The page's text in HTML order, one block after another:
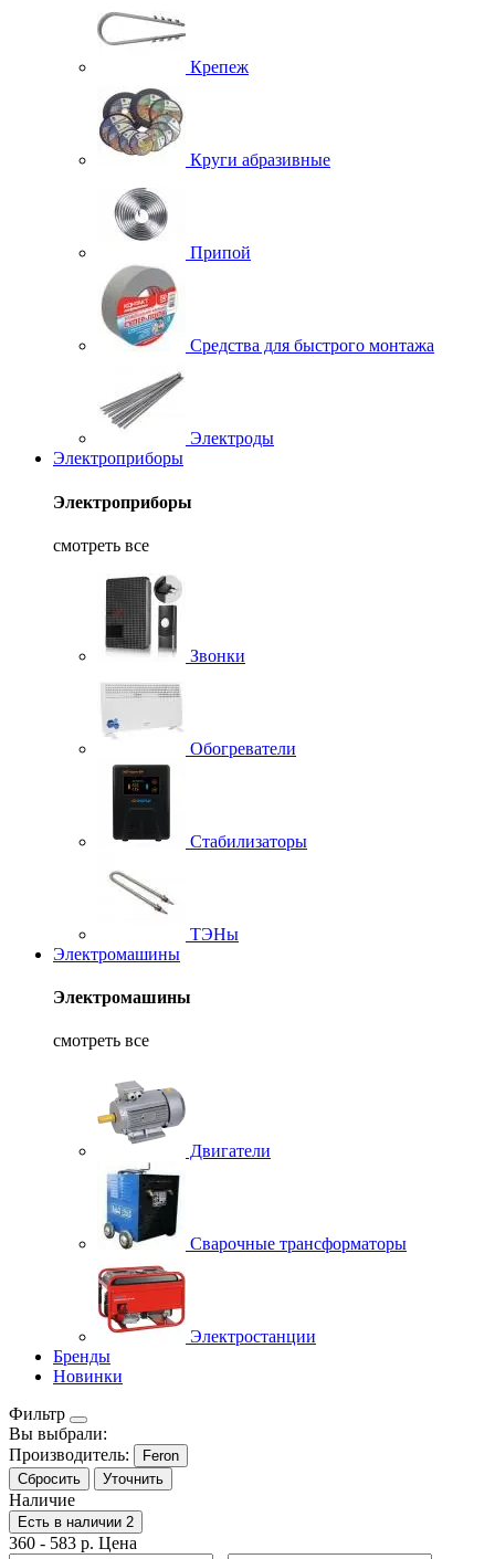
Крепеж
Круги абразивные
Припой
Средства для быстрого монтажа
Электроды
Электроприборы
Электроприборы
смотреть все
Звонки
Обогреватели
Стабилизаторы
ТЭНы
Электромашины
Электромашины
смотреть все
Двигатели
Сварочные трансформаторы
Электростанции
Бренды
Новинки
Фильтр
Вы выбрали:
Производитель:
Feron
Сбросить
Уточнить
Наличие
Есть в наличии 2
360 - 583 р. Цена